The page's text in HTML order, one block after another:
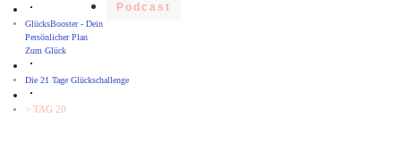
Podcast
GlücksBooster - Dein
Persönlicher Plan
Zum Glück
Die 21 Tage Glückschallenge
> TAG 20